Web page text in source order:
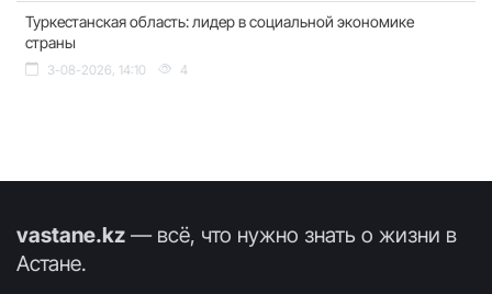
Туркестанская область: лидер в социальной экономике
страны
3-08-2026, 14:10 4
vastane.kz — всё, что нужно знать о жизни в
Астане.